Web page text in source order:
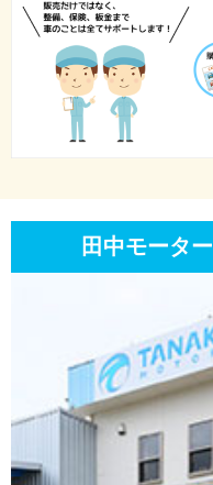
田中モータ